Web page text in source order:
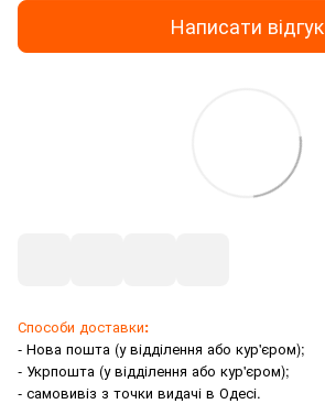
Написати відгук
Способи доставки:
- Нова пошта (у відділення або кур'єром);
- Укрпошта (у відділення або кур'єром);
- самовивіз з точки видачі в Одесі.